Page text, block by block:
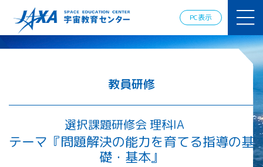
PC表示
ミー
ロスペース
情報の発
信
宇宙を活用
した教育実
践例
体験的学
習機会の
教員研修
選択課題研修会 理科IA
テーマ『問題解決の能力を育てる指導の基
礎・基本』